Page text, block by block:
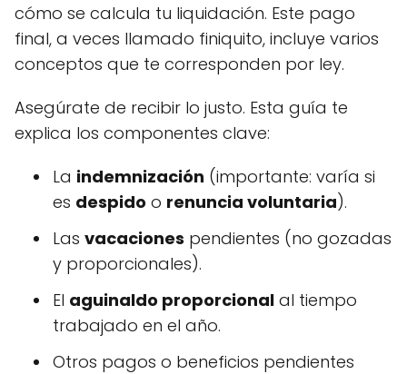
cómo se calcula tu liquidación. Este pago
final, a veces llamado finiquito, incluye varios
conceptos que te corresponden por ley.
Asegúrate de recibir lo justo. Esta guía te
explica los componentes clave:
La indemnización (importante: varía si
es despido o renuncia voluntaria).
Las vacaciones pendientes (no gozadas
y proporcionales).
El aguinaldo proporcional al tiempo
trabajado en el año.
Otros pagos o beneficios pendientes